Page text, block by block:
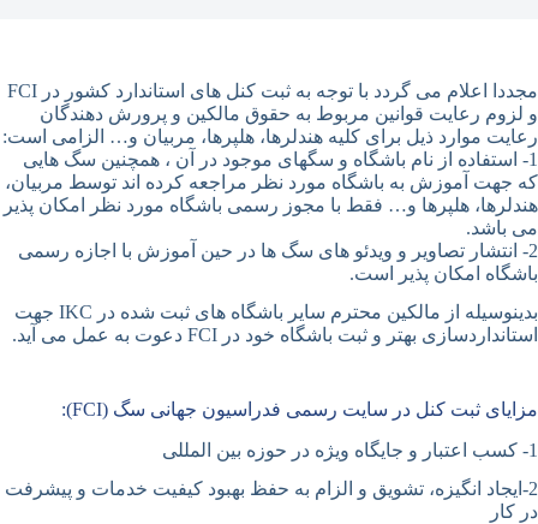
مجددا اعلام می گردد با توجه به ثبت کنل های استاندارد کشور در FCI
و لزوم رعایت قوانین مربوط به حقوق مالکین و پرورش دهندگان
رعایت موارد ذیل برای کلیه هندلرها، هلپرها، مربیان و… الزامی است:
1- استفاده از نام باشگاه و سگهای موجود در آن ، همچنین سگ هایی
که جهت آموزش به باشگاه مورد نظر مراجعه کرده اند توسط مربیان،
هندلرها، هلپرها و… فقط با مجوز رسمی باشگاه مورد نظر امکان پذیر
می باشد.
2- انتشار تصاویر و ویدئو های سگ ها در حین آموزش با اجازه رسمی
باشگاه امکان پذیر است.
بدینوسیله از مالکین محترم سایر باشگاه های ثبت شده در IKC جهت
استانداردسازی بهتر و ثبت باشگاه خود در FCI دعوت به عمل می آید.
مزایای ثبت کنل در سایت رسمی فدراسیون جهانی سگ (FCI):
1- کسب اعتبار و جایگاه ویژه در حوزه بین المللی
2-ایجاد انگیزه، تشویق و الزام به حفظ بهبود کیفیت خدمات و پیشرفت
در کار